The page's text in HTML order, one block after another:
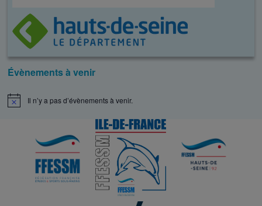
Évènements à venir
N
Il n’y a pas d’évènements à venir.